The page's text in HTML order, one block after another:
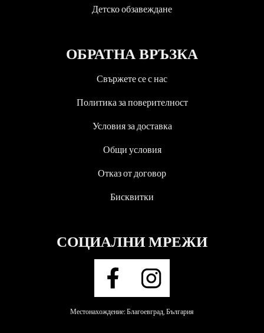
Детско обзавеждане
ОБРАТНА ВРЪЗКА
Свържете се с нас
Политика за поверителност
Условия за доставка
Общи условия
Отказ от договор
Бисквитки
СОЦИАЛНИ МРЕЖИ
Местонахождение: Благоевград, България